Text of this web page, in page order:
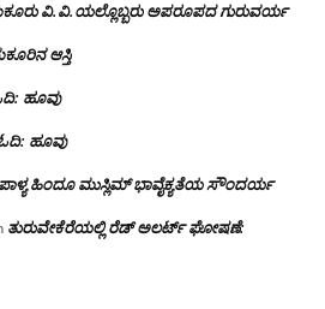
ವಿ.ವಿ.ಯಲ್ಲೊಬ್ಬರು ಅಪರೂಪದ ಗುರುವರ್ಯ
ಆಸ್ತಿ
ಹೂವು
ಹೂವು
ಹಿಂದೂ ಮುಸ್ಲಿಮ್ ಭಾವೈಕ್ಯತೆಯ ಸೌಂದರ್ಯ
ತುರುವೇಕೆರೆಯಲ್ಲಿ ರೆಡ್ ಅಲರ್ಟ್ ಘೋಷಣೆ: